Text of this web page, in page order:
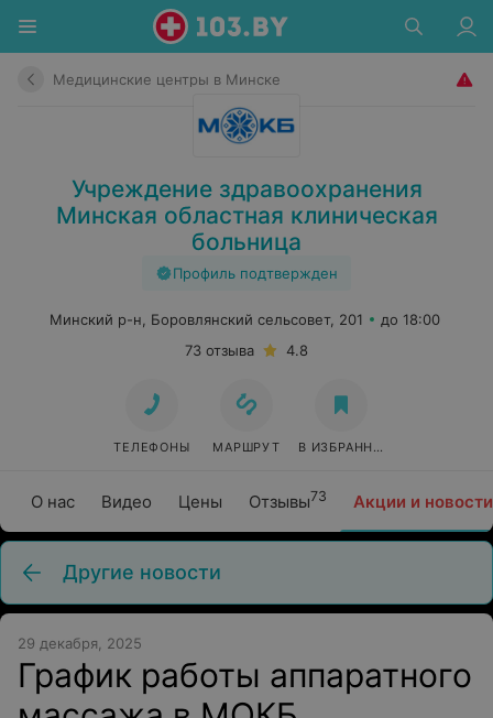
Медицинские центры в Минске
Учреждение здравоохранения
Минская областная клиническая
больница
Профиль подтвержден
О нас Видео Цены Отзывы73 Акции и новости
Минский р-н, Боровлянский сельсовет, 201
до 18:00
73 отзыва
4.8
ТЕЛЕФОНЫ МАРШРУТ В ИЗБРАННОЕ
Другие новости
29 декабря, 2025
График работы аппаратного